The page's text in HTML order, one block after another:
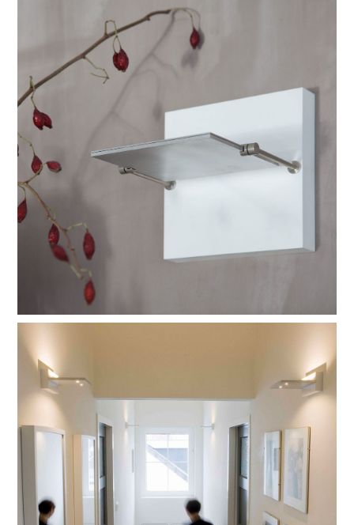
de meest speelse uit de pixel-familie. up of down… de
draaibare wandlamp is flexibiliteit ten top en daarmee overal
inzetbaar als verlichting voor een hoekje, een heel speciaal
plekje of – in serie – een warme lichtbron op rij.
pixel wand basic
een krachtpatser op de vierkante centimeter. altijd op de
achtergrond, maar niet om onopvallend te blijven. met zijn
lichtbron van 4 led’s tekent pixel voor een sfeervol resultaat in
verschillende ruimten. mooi om een hoek of object uit te